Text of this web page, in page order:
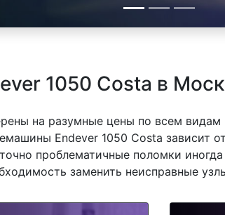
1050 Costa в
на разумные цены по всем
Endever 1050 Costa зависит
проблематичные поломки
заменить неисправные